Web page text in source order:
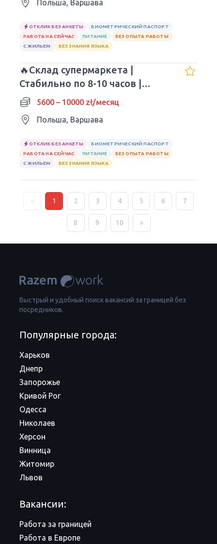
Польша, Варшава
ОТКЛИК БЕЗ АНКЕТЫ
БИОМЕТРИЧЕСКИЙ ПАСПОРТ
РАБОТА НА СЕЙЧАС
ПИТАНИЕ
БЕЗ ОПЫТА РАБОТЫ
С ЖИЛЬЕМ
БЕЗ ЗНАНИЯ ЯЗЫКА
🔥Склад супермаркета |
Стабильно по 8-10 часов |
Обеды🔥
5600 – 10000 zł/месяц
Польша, Варшава
ОТКЛИК БЕЗ АНКЕТЫ
БИОМЕТРИЧЕСКИЙ ПАСПОРТ
РАБОТА НА СЕЙЧАС
ПИТАНИЕ
БЕЗ ОПЫТА РАБОТЫ
С ЖИЛЬЕМ
БЕЗ ЗНАНИЯ ЯЗЫКА
« 1 2 3 4 5 6 7
8 9 10 »
Быстрый и удобный поиск вакансий за границей без
посредников.
Популярные города:
Харьков
Днепр
Запорожье
Кривой Рог
Одесса
Николаев
Херсон
Винница
Житомир
Львов
Вакансии:
Работа за границей
Работа в Европе